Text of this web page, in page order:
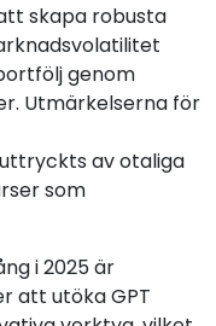
skapa robusta
genom
Utmärkelserna för
av otaliga
som
i 2025 är
att utöka GPT